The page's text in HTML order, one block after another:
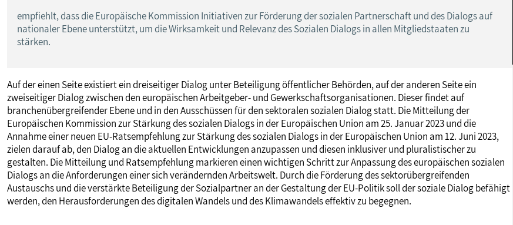
empfiehlt, dass die Europäische Kommission Initiativen zur Förderung der sozialen Partnerschaft und des Dialogs auf
nationaler Ebene unterstützt, um die Wirksamkeit und Relevanz des Sozialen Dialogs in allen Mitgliedstaaten zu
stärken.
Auf der einen Seite existiert ein dreiseitiger Dialog unter Beteiligung öffentlicher Behörden, auf der anderen Seite ein
zweiseitiger Dialog zwischen den europäischen Arbeitgeber- und Gewerkschaftsorganisationen. Dieser findet auf
branchenübergreifender Ebene und in den Ausschüssen für den sektoralen sozialen Dialog statt. Die Mitteilung der
Europäischen Kommission zur Stärkung des sozialen Dialogs in der Europäischen Union am 25. Januar 2023 und die
Annahme einer neuen EU-Ratsempfehlung zur Stärkung des sozialen Dialogs in der Europäischen Union am 12. Juni 2023,
zielen darauf ab, den Dialog an die aktuellen Entwicklungen anzupassen und diesen inklusiver und pluralistischer zu
gestalten. Die Mitteilung und Ratsempfehlung markieren einen wichtigen Schritt zur Anpassung des europäischen sozialen
Dialogs an die Anforderungen einer sich verändernden Arbeitswelt. Durch die Förderung des sektorübergreifenden
Austauschs und die verstärkte Beteiligung der Sozialpartner an der Gestaltung der EU-Politik soll der soziale Dialog befähigt
werden, den Herausforderungen des digitalen Wandels und des Klimawandels effektiv zu begegnen.